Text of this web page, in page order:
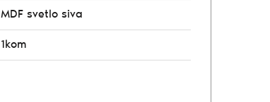
MDF svetlo siva
1kom